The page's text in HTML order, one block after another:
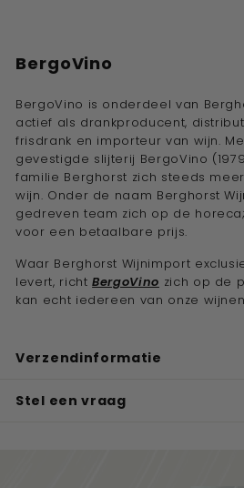
BergoVino
BergoVino is onderdeel van
actief als drankproducent,
frisdrank en importeur van wijn.
gevestigde slijterij BergoVino
familie Berghorst zich steeds
wijn. Onder de naam Berghorst
gedreven team zich op de
voor een betaalbare prijs.
Waar Berghorst Wijnimport
levert, richtBergoVino zich op de
kan echt iedereen van onze
Verzendinformatie
Stel een vraag